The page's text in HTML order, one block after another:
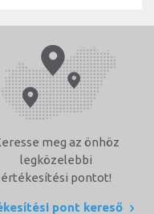
meg az önhöz
legközelebbi
értékesítési pontot!
pont kereső